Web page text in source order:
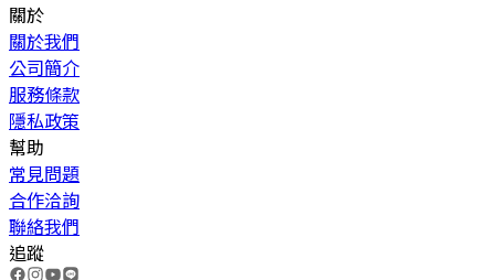
關於
關於我們
公司簡介
服務條款
隱私政策
幫助
常見問題
合作洽詢
聯絡我們
追蹤